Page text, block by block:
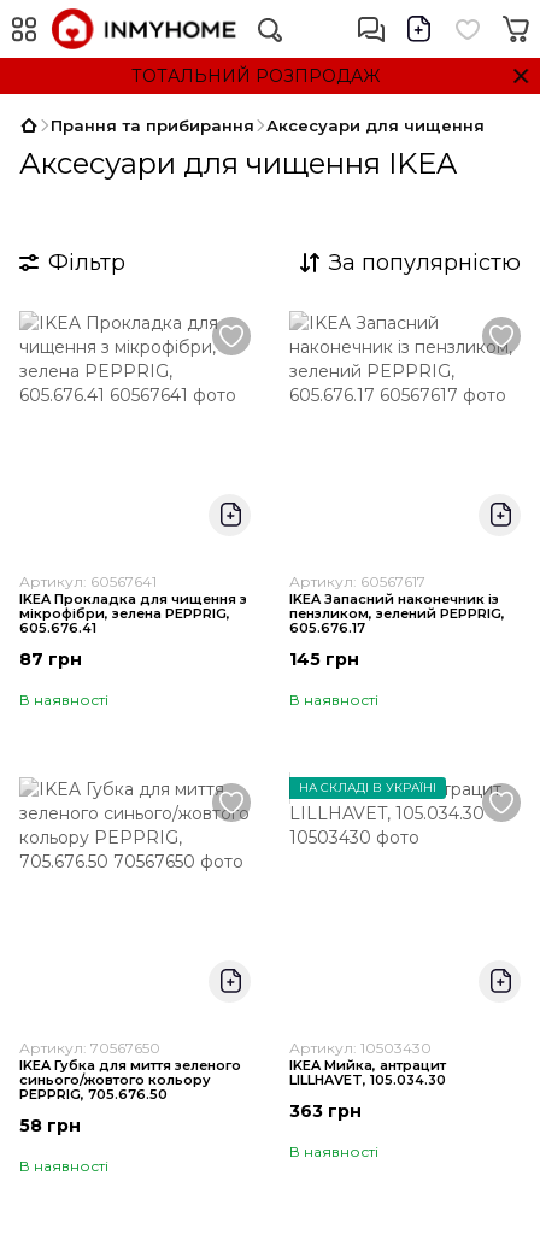
ТОТАЛЬНИЙ РОЗПРОДАЖ
Прання та прибирання Аксесуари для чищення
Аксесуари для чищення IKEA
Фільтр За популярністю
Артикул: 60567641
IKEA Прокладка для чищення з
мікрофібри, зелена PEPPRIG,
605.676.41
87 грн
В наявності
Артикул: 60567617
IKEA Запасний наконечник із
пензликом, зелений PEPPRIG,
605.676.17
145 грн
В наявності
Артикул: 70567650
IKEA Губка для миття зеленого
синього/жовтого кольору
PEPPRIG, 705.676.50
58 грн
В наявності
НА СКЛАДІ В УКРАЇНІ
Артикул: 10503430
IKEA Мийка, антрацит
LILLHAVET, 105.034.30
363 грн
В наявності